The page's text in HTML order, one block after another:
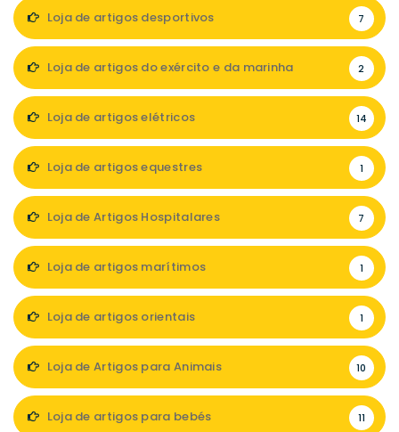
Loja de artigos desportivos 7
Loja de artigos do exército e da marinha 2
Loja de artigos elétricos 14
Loja de artigos equestres 1
Loja de Artigos Hospitalares 7
Loja de artigos marítimos 1
Loja de artigos orientais 1
Loja de Artigos para Animais 10
Loja de artigos para bebés 11